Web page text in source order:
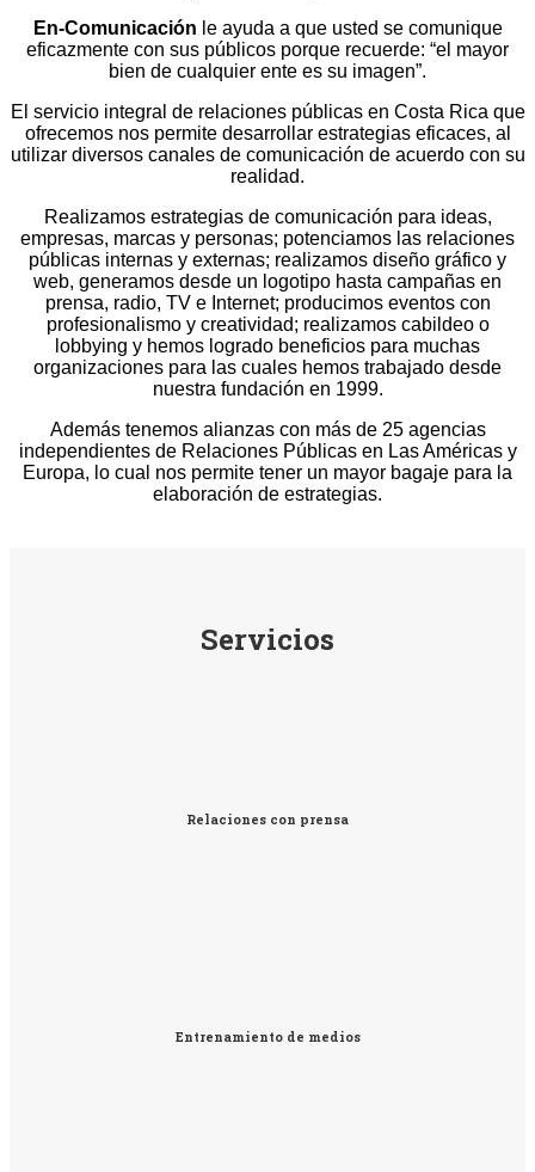
En-Comunicación le ayuda a que usted se comunique
eficazmente con sus públicos porque recuerde: “el mayor
bien de cualquier ente es su imagen”.
El servicio integral de relaciones públicas en Costa Rica que
ofrecemos nos permite desarrollar estrategias eficaces, al
utilizar diversos canales de comunicación de acuerdo con su
realidad.
Realizamos estrategias de comunicación para ideas,
empresas, marcas y personas; potenciamos las relaciones
públicas internas y externas; realizamos diseño gráfico y
web, generamos desde un logotipo hasta campañas en
prensa, radio, TV e Internet; producimos eventos con
profesionalismo y creatividad; realizamos cabildeo o
lobbying y hemos logrado beneficios para muchas
organizaciones para las cuales hemos trabajado desde
nuestra fundación en 1999.
Además tenemos alianzas con más de 25 agencias
independientes de Relaciones Públicas en Las Américas y
Europa, lo cual nos permite tener un mayor bagaje para la
elaboración de estrategias.
Servicios
Relaciones con prensa
Entrenamiento de medios